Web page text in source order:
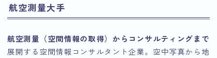
航空測量大手
航空測量（空間情報の取得）からコンサルティングまで
展開する空間情報コンサルタント企業。空中写真から地